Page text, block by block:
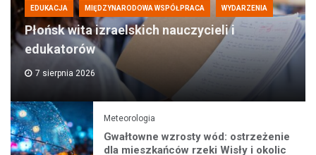
EDUKACJA MIĘDZYNARODOWA WSPÓŁPRACA WYDARZENIA
Płońsk wita izraelskich nauczycieli i
edukatorów
7 sierpnia 2026
Meteorologia
Gwałtowne wzrosty wód: ostrzeżenie
dla mieszkańców rzeki Wisły i okolic